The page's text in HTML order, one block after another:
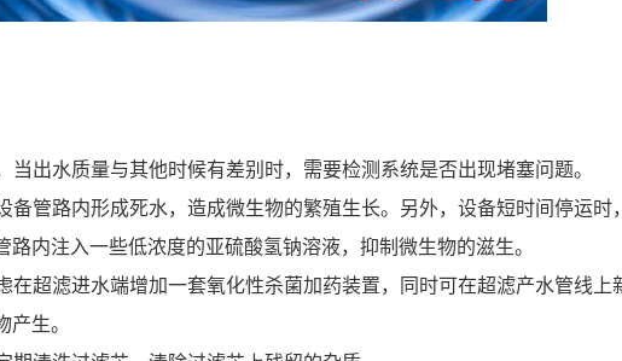
出水质量与其他时候有差别时，需要检测系统是否出现堵塞问题。
备管路内形成死水，造成微生物的繁殖生长。另外，设备短时间停运时
内注入一些低浓度的亚硫酸氢钠溶液，抑制微生物的滋生。
在超滤进水端增加一套氧化性杀菌加药装置，同时可在超滤产水管线上
生。